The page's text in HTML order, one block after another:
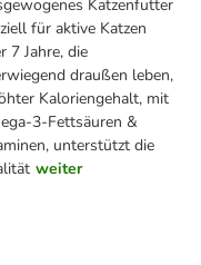
Katzenfutter
für aktive Katzen
7 Jahre, die
draußen leben,
Kaloriengehalt, mit
3-Fettsäuren &
unterstützt die
weiter